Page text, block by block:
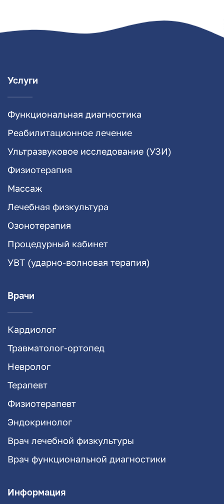
Услуги
Функциональная диагностика
Реабилитационное лечение
Ультразвуковое исследование (УЗИ)
Физиотерапия
Массаж
Лечебная физкультура
Озонотерапия
Процедурный кабинет
УВТ (ударно-волновая терапия)
Врачи
Кардиолог
Травматолог-ортопед
Невролог
Терапевт
Физиотерапевт
Эндокринолог
Врач лечебной физкультуры
Врач функциональной диагностики
Информация